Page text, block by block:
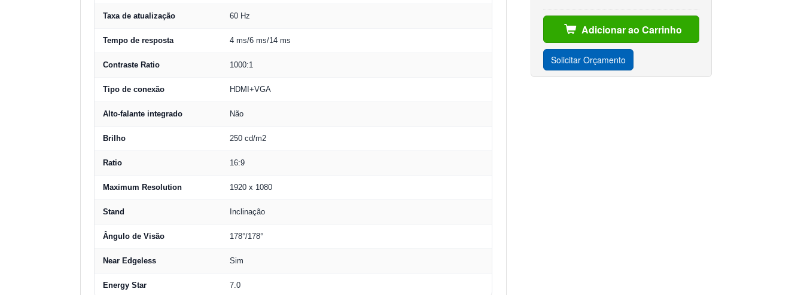
Taxa de atualização 60 Hz
Tempo de resposta 4 ms/6 ms/14 ms
Contraste Ratio 1000:1
Tipo de conexão HDMI+VGA
Alto-falante integrado Não
Brilho 250 cd/m2
Ratio 16:9
Maximum Resolution 1920 x 1080
Stand Inclinação
Ângulo de Visão 178°/178°
Near Edgeless Sim
Energy Star 7.0
Adicionar ao Carrinho
Solicitar Orçamento